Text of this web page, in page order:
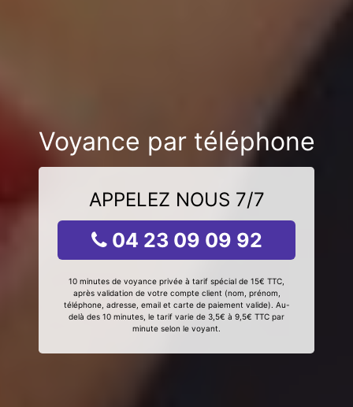
Voyance par téléphone
APPELEZ NOUS 7/7
04 23 09 09 92
10 minutes de voyance privée à tarif spécial de 15€ TTC,
après validation de votre compte client (nom, prénom,
téléphone, adresse, email et carte de paiement valide). Au-
delà des 10 minutes, le tarif varie de 3,5€ à 9,5€ TTC par
minute selon le voyant.